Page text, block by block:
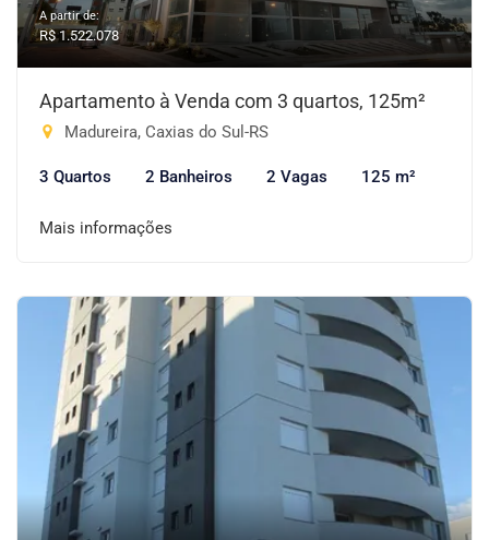
A partir de:
R$ 1.522.078
Apartamento à Venda com 3 quartos, 125m²
Madureira, Caxias do Sul-RS
3 Quartos 2 Banheiros 2 Vagas 125 m²
Mais informações